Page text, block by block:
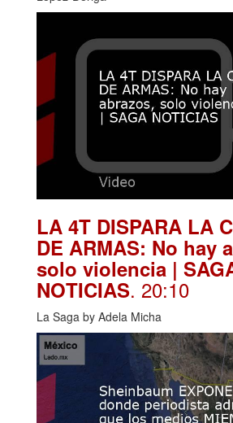
LA 4T DISPARA LA
DE ARMAS: No hay
solo violencia |
NOTICIAS. 20:10
La Saga by Adela Micha